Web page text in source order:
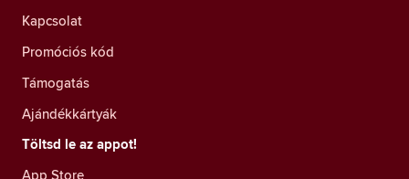
Kapcsolat
Promóciós kód
Támogatás
Ajándékkártyák
Töltsd le az appot!
App Store